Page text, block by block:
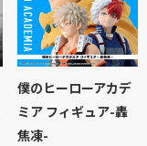
僕のヒーローアカデ
ミア フィギュア-轟
焦凍-